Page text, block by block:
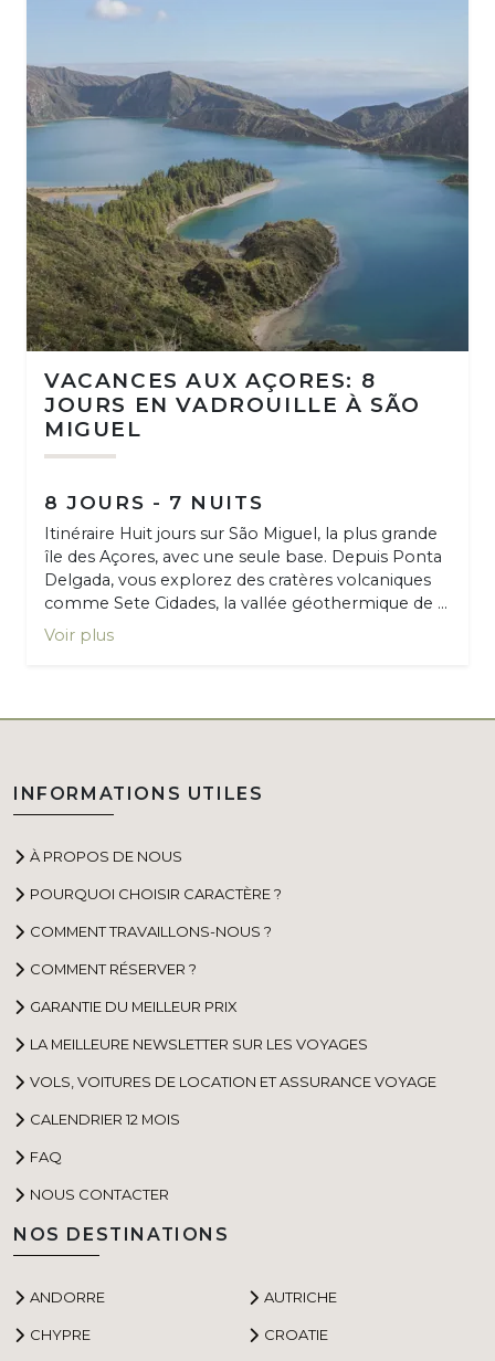
VACANCES AUX AÇORES: 8
JOURS EN VADROUILLE À SÃO
MIGUEL
8 JOURS - 7 NUITS
Itinéraire Huit jours sur São Miguel, la plus grande
île des Açores, avec une seule base. Depuis Ponta
Delgada, vous explorez des cratères volcaniques
comme Sete Cidades, la vallée géothermique de ...
Voir plus
INFORMATIONS UTILES
À PROPOS DE NOUS
POURQUOI CHOISIR CARACTÈRE ?
COMMENT TRAVAILLONS-NOUS ?
COMMENT RÉSERVER ?
GARANTIE DU MEILLEUR PRIX
LA MEILLEURE NEWSLETTER SUR LES VOYAGES
VOLS, VOITURES DE LOCATION ET ASSURANCE VOYAGE
CALENDRIER 12 MOIS
FAQ
NOUS CONTACTER
NOS DESTINATIONS
ANDORRE AUTRICHE
CHYPRE CROATIE